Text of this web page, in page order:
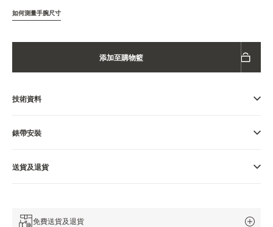
時計保修
展覽
REVERSO 翻轉系列腕錶主題展覽
瀏覽所有精彩活動
如何測量手腕尺寸
添加至購物籃
技術資料
錶帶安裝
送貨及退貨
免費送貨及退貨